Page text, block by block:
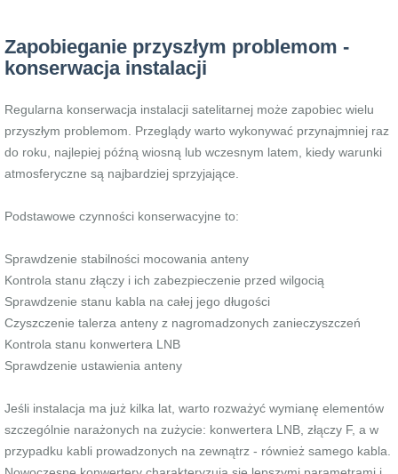
Zapobieganie przyszłym problemom -
konserwacja instalacji
Regularna konserwacja instalacji satelitarnej może zapobiec wielu
przyszłym problemom. Przeglądy warto wykonywać przynajmniej raz
do roku, najlepiej późną wiosną lub wczesnym latem, kiedy warunki
atmosferyczne są najbardziej sprzyjające.
Podstawowe czynności konserwacyjne to:
Sprawdzenie stabilności mocowania anteny
Kontrola stanu złączy i ich zabezpieczenie przed wilgocią
Sprawdzenie stanu kabla na całej jego długości
Czyszczenie talerza anteny z nagromadzonych zanieczyszczeń
Kontrola stanu konwertera LNB
Sprawdzenie ustawienia anteny
Jeśli instalacja ma już kilka lat, warto rozważyć wymianę elementów
szczególnie narażonych na zużycie: konwertera LNB, złączy F, a w
przypadku kabli prowadzonych na zewnątrz - również samego kabla.